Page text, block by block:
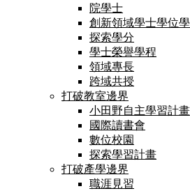
院學士
創新領域學士學位
探索學分
學士榮譽學程
領域專長
跨域共授
打破教室邊界
小田野自主學習計畫
國際讀書會
數位校園
探索學習計畫
打破產學邊界
職涯見習